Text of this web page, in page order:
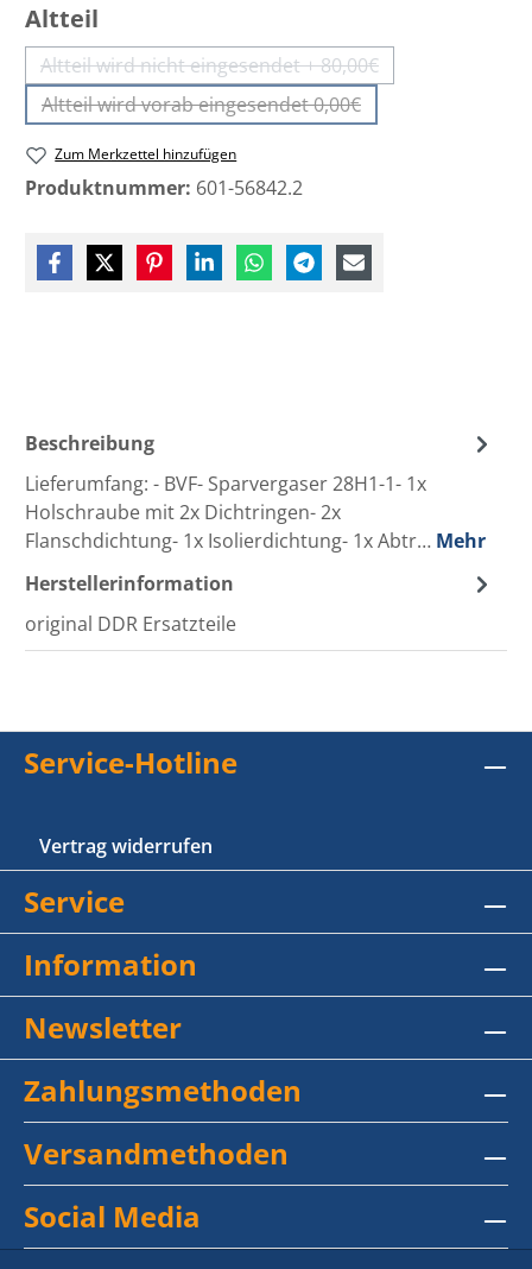
Altteil
Altteil wird nicht eingesendet + 80,00€
(Diese Option ist zurzeit nicht
Altteil wird vorab eingesendet 0,00€
(Diese Option ist zurzeit nicht verfügbar.)
Zum Merkzettel hinzufügen
Produktnummer: 601-56842.2
Beschreibung
Lieferumfang: - BVF- Sparvergaser 28H1-1- 1x
Holschraube mit 2x Dichtringen- 2x
Flanschdichtung- 1x Isolierdichtung- 1x Abtr… Mehr
Herstellerinformation
original DDR Ersatzteile
Service-Hotline
Vertrag widerrufen
Service
Information
Newsletter
Zahlungsmethoden
Versandmethoden
Social Media